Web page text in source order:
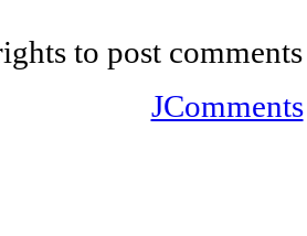
to post comments
JComments